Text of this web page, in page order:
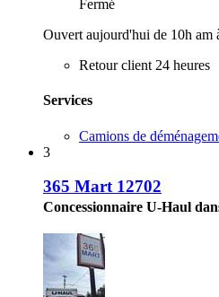
Fermé
Ouvert aujourd'hui de 10h am
Retour client 24 heures
Services
Camions de
3
365 Mart 12702
Concessionnaire U-Haul